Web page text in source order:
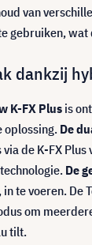
van
gebruiken,
dankzij
K-FX Plusis
oplossing. De
de K-FX
De
te voeren.
om
tilt.